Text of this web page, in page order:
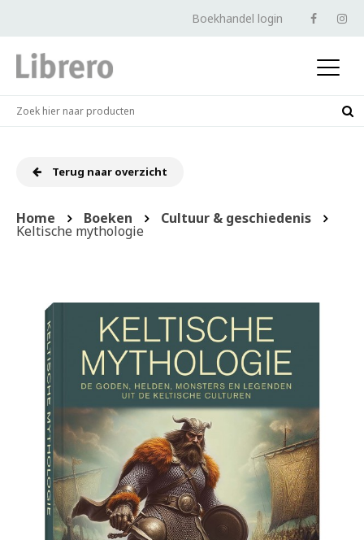
Boekhandel login
Terug naar overzicht
Home Boeken Cultuur & geschiedenis
Keltische mythologie